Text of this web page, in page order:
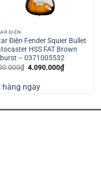
ĐIỆN
Điện Fender Squier Bullet
HSS FAT Brown
– 0371005532
₫ Giá
4.400.000₫.
4.090.000₫Giá
hiện
ngay